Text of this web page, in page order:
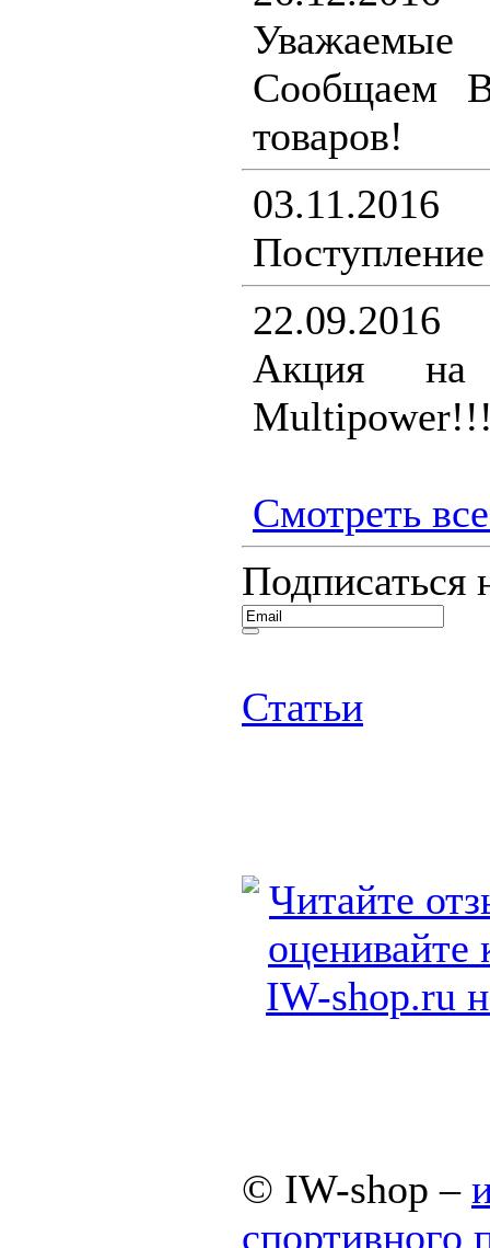
Сообщаем
товаров!
03.11.2016
22.09.2016
Акция на
Смотреть
Подписаться
Статьи
© IW-shop –
спортивного